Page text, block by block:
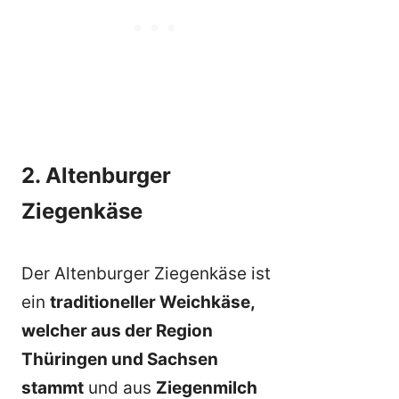
2. Altenburger
Ziegenkäse
Der Altenburger Ziegenkäse ist
ein traditioneller Weichkäse,
welcher aus der Region
Thüringen und Sachsen
stammt und aus Ziegenmilch